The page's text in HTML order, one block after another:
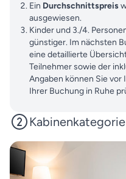
Ein Durchschnittspreis
ausgewiesen.
Kinder und 3./4.
günstiger. Im nächsten
eine detaillierte
Teilnehmer sowie der
Angaben können Sie
Ihrer Buchung in Ruhe
Kabinenkategorie